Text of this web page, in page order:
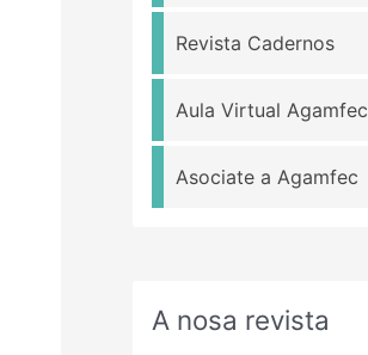
Revista Cadernos
Aula Virtual Agamfec
Asociate a Agamfec
A nosa revista